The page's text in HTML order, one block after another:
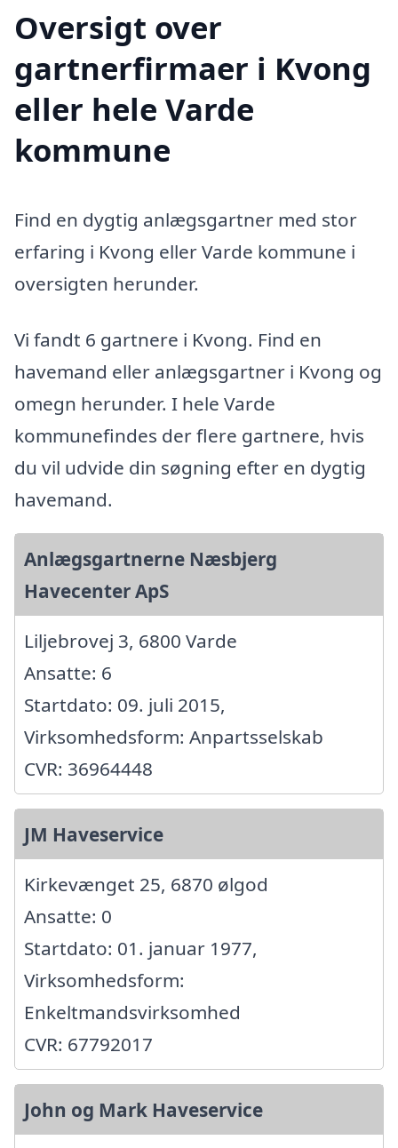
Oversigt over
gartnerfirmaer i Kvong
eller hele Varde
kommune
Find en dygtig anlægsgartner med stor
erfaring i Kvong eller Varde kommune i
oversigten herunder.
Vi fandt 6 gartnere i Kvong. Find en
havemand eller anlægsgartner i Kvong og
omegn herunder. I hele Varde
kommunefindes der flere gartnere, hvis
du vil udvide din søgning efter en dygtig
havemand.
Anlægsgartnerne Næsbjerg
Havecenter ApS
Liljebrovej 3, 6800 Varde
Ansatte: 6
Startdato: 09. juli 2015,
Virksomhedsform: Anpartsselskab
CVR: 36964448
JM Haveservice
Kirkevænget 25, 6870 ølgod
Ansatte: 0
Startdato: 01. januar 1977,
Virksomhedsform:
Enkeltmandsvirksomhed
CVR: 67792017
John og Mark Haveservice